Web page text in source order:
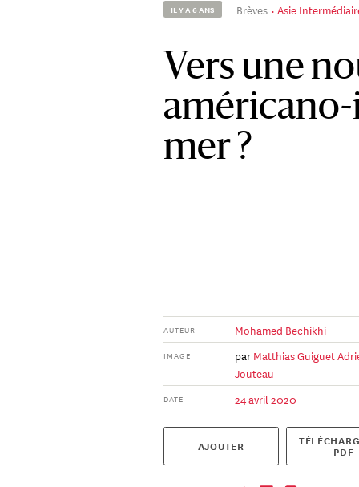
IL Y A 6 ANS Brèves Asie
Vers une
mer ?
AUTEUR Mohamed Bechikhi
IMAGE parMatthias Guiguet
Jouteau
DATE 24 avril 2020
AJOUTER PDF